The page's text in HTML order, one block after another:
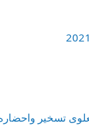
تسخير